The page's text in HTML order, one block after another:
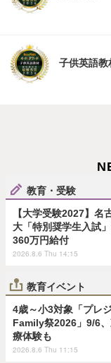
子供英語教
教育・受験
【大学受験2027】名
大「特別奨学生入試
360万円給付
2026.8.6 Thu 14:15
教育イベント
4歳～小3対象「プレ
Family祭2026」9/6
療体験も
2026.8.6 Thu 11:15